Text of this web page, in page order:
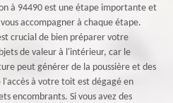
à 94490 est une étape importante et
accompagner à chaque étape.
crucial de bien préparer votre
de valeur à l'intérieur, car le
peut générer de la poussière et des
l'accès à votre toit est dégagé en
encombrants. Si vous avez des